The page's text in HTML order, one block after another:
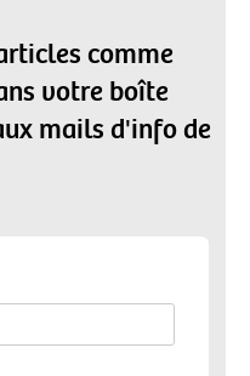
comme
votre boîte
mails d'info de